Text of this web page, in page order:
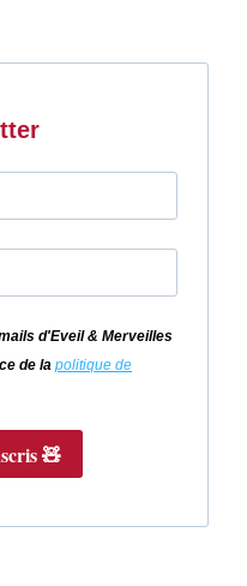
d'Eveil & Merveilles
de la politique de
🧸